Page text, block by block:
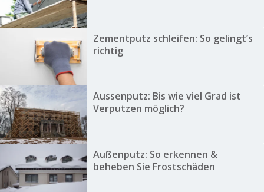
Zementputz schleifen: So gelingt’s
richtig
Aussenputz: Bis wie viel Grad ist
Verputzen möglich?
Außenputz: So erkennen &
beheben Sie Frostschäden